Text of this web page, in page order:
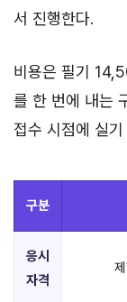
서 진행한다.
비용은 필기
를 한 번에 내는
접수 시점에 실
구분
응시
자격